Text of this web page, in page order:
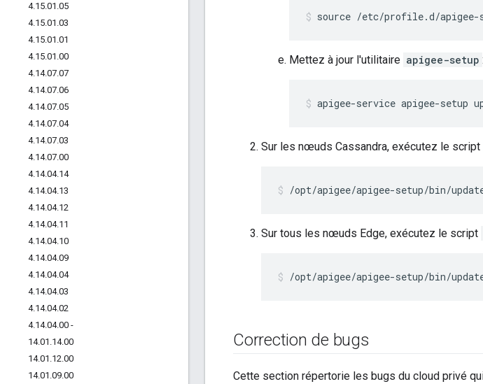
4.15.01 .05
4.15.01 .03
4.15.01 .01
4.15.01 .00
4.14.07.07
4.14.07.06
4.14.07.05
4.14.07.04
4.14.07.03
4.14.07.00
4.14.04.14
4.14.04.13
4.14.04.12
4.14.04.11
4.14.04.10
4.14.04.09
4.14.04.04
4.14.04.03
4.14.04.02
4.14.04.00 -
14.01 .14.00
14.01 .12.00
14.01 .09.00
source /etc/profile.d/apigee-
Mettez à jour l'utilitaire apigee-setup :
apigee-service apigee-setup
Sur les nœuds Cassandra, exécutez le script
/opt/apigee/apigee-setup/bin/
Sur tous les nœuds Edge, exécutez le script
/opt/apigee/apigee-setup/bin/
Correction de bugs
Cette section répertorie les bugs du cloud privé